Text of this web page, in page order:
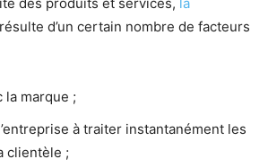
résulte d’un certain nombre de facteurs
la marque ;
à traiter instantanément les
clientèle ;